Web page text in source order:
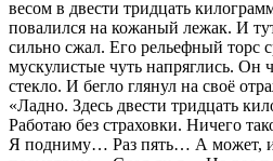
весом в двести тридцать
повалился на кожаный лежак. И
сильно сжал. Его рельефный торс
мускулистые чуть напряглись. Он
стекло. И бегло глянул на своё
«Ладно. Здесь двести тридцать
Работаю без страховки. Ничего
Я подниму… Раз пять… А может,